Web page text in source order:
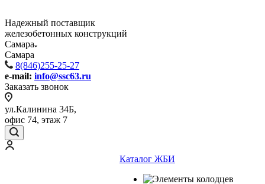
Надежный поставщик
железобетонных конструкций
Самара
Самара
8(846)255-25-27
e-mail: info@ssc63.ru
Заказать звонок
ул.Калинина 34Б,
офис 74, этаж 7
Каталог ЖБИ